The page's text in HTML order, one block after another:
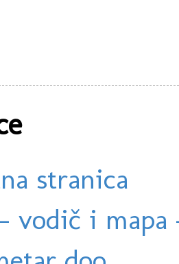
stranica
vodič i